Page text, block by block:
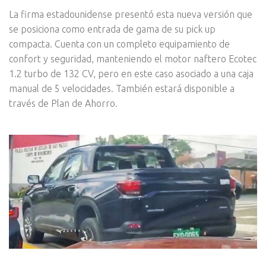
La firma estadounidense presentó esta nueva versión que
se posiciona como entrada de gama de su pick up
compacta. Cuenta con un completo equipamiento de
confort y seguridad, manteniendo el motor naftero Ecotec
1.2 turbo de 132 CV, pero en este caso asociado a una caja
manual de 5 velocidades. También estará disponible a
través de Plan de Ahorro.